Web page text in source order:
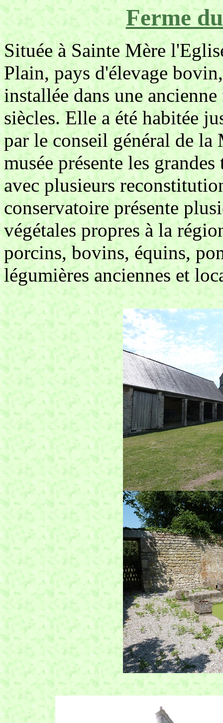
Ferme
Située à Sainte Mère
Plain, pays d'élevage
installée dans une
siècles. Elle a été habitée
par le conseil général de
musée présente les
avec plusieurs
conservatoire présente
végétales propres à la
porcins, bovins, équins,
légumières anciennes et